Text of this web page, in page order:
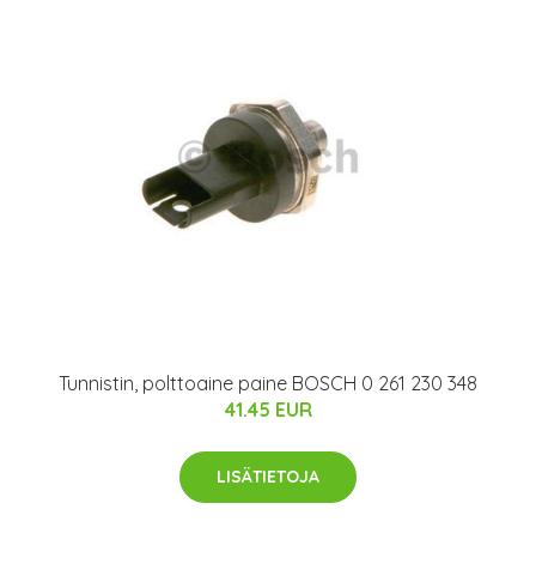
Tunnistin, polttoaine paine BOSCH 0 261 230 348
41.45 EUR
LISÄTIETOJA